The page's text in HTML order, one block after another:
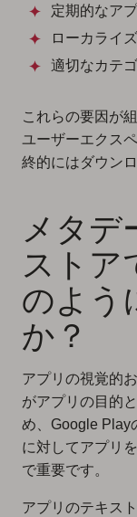
定期的なア
ローカライズ
適切なカテ
これらの要因が
ユーザーエクス
終的にはダウン
メタデ
ストア
のよう
か？
アプリの視覚的
がアプリの目的
め、Google Play
に対してアプリ
で重要です。
アプリのテキス